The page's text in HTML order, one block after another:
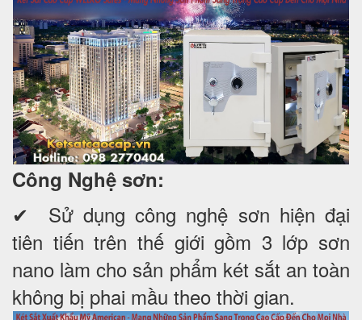
Công Nghệ sơn:
✔ Sử dụng công nghệ sơn hiện đại
tiên tiến trên thế giới gồm 3 lớp sơn
nano làm cho sản phẩm két sắt an toàn
không bị phai mầu theo thời gian.